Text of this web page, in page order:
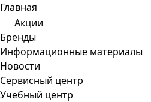
Главная
Акции
Бренды
Информационные материалы
Новости
Сервисный центр
Учебный центр